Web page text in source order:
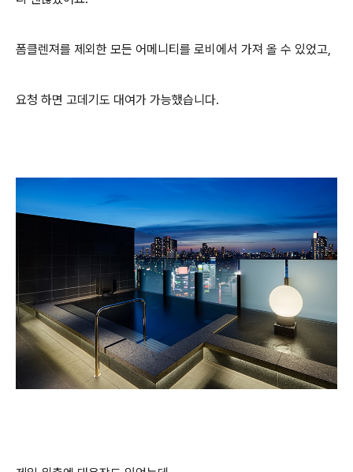
폼클렌져를 제외한 모든 어메니티를 로비에서 가져 올 수 있었고,
요청 하면 고데기도 대여가 가능했습니다.